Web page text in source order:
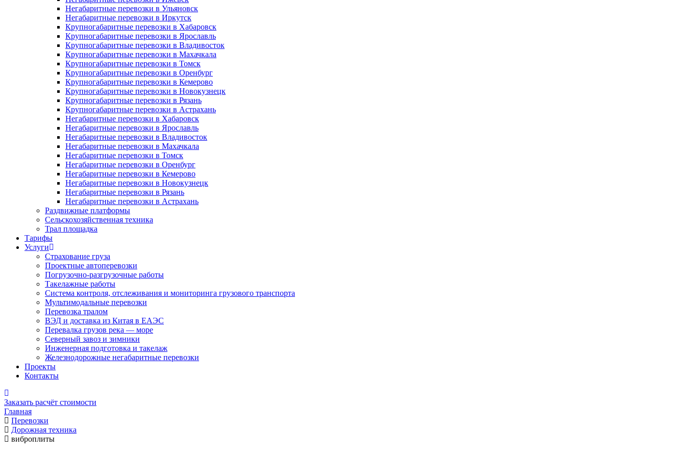
Негабаритные перевозки в Ульяновск
Негабаритные перевозки в Иркутск
Крупногабаритные перевозки в Хабаровск
Крупногабаритные перевозки в Ярославль
Крупногабаритные перевозки в Владивосток
Крупногабаритные перевозки в Махачкала
Крупногабаритные перевозки в Томск
Крупногабаритные перевозки в Оренбург
Крупногабаритные перевозки в Кемерово
Крупногабаритные перевозки в Новокузнецк
Крупногабаритные перевозки в Рязань
Крупногабаритные перевозки в Астрахань
Негабаритные перевозки в Хабаровск
Негабаритные перевозки в Ярославль
Негабаритные перевозки в Владивосток
Негабаритные перевозки в Махачкала
Негабаритные перевозки в Томск
Негабаритные перевозки в Оренбург
Негабаритные перевозки в Кемерово
Негабаритные перевозки в Новокузнецк
Негабаритные перевозки в Рязань
Негабаритные перевозки в Астрахань
Раздвижные платформы
Сельскохозяйственная техника
Трал площадка
Тарифы
Услуги
Страхование груза
Проектные автоперевозки
Погрузочно-разгрузочные работы
Такелажные работы
Система контроля, отслеживания и мониторинга грузового транспорта
Мультимодальные перевозки
Перевозка тралом
ВЭД и доставка из Китая в ЕАЭС
Перевалка грузов река — море
Северный завоз и зимники
Инженерная подготовка и такелаж
Железнодорожные негабаритные перевозки
Проекты
Контакты
Заказать расчёт стоимости
Главная
Перевозки
Дорожная техника
виброплиты